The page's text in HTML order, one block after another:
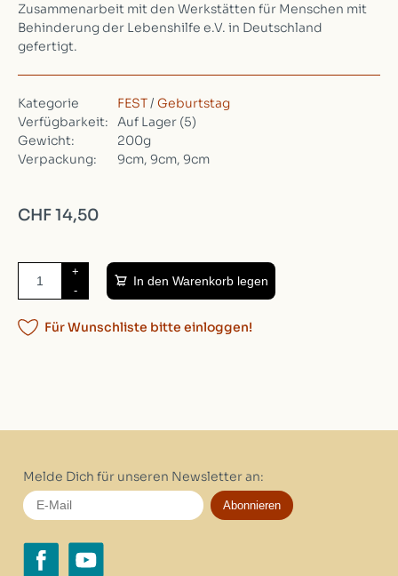
Zusammenarbeit mit den Werkstätten für Menschen mit
Behinderung der Lebenshilfe e.V. in Deutschland
gefertigt.
Kategorie FEST/ Geburtstag
Verfügbarkeit:
Auf Lager (5)
Gewicht:
200g
Verpackung:
9cm, 9cm, 9cm
CHF 14,50
+
-
In den Warenkorb legen
Für Wunschliste bitte einloggen!
Melde Dich für unseren Newsletter an:
Abonnieren